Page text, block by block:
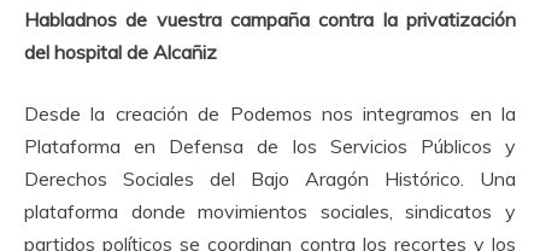
Habladnos de vuestra campaña contra la privatización
del hospital de Alcañiz
Desde la creación de Podemos nos integramos en la
Plataforma en Defensa de los Servicios Públicos y
Derechos Sociales del Bajo Aragón Histórico. Una
plataforma donde movimientos sociales, sindicatos y
partidos políticos se coordinan contra los recortes y los